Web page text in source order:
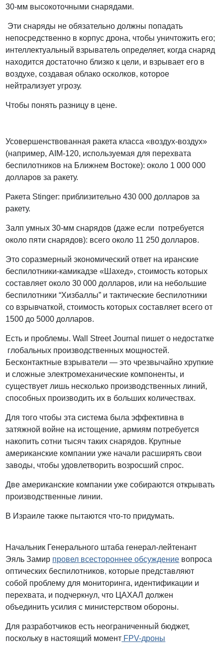
30-мм высокоточными снарядами.
Эти снаряды не обязательно должны попадать
непосредственно в корпус дрона, чтобы уничтожить его;
интеллектуальный взрыватель определяет, когда снаряд
находится достаточно близко к цели, и взрывает его в
воздухе, создавая облако осколков, которое
нейтрализует угрозу.
Чтобы понять разницу в цене.
Усовершенствованная ракета класса «воздух-воздух»
(например, AIM-120, используемая для перехвата
беспилотников на Ближнем Востоке): около 1 000 000
долларов за ракету.
Ракета Stinger: приблизительно 430 000 долларов за
ракету.
Залп умных 30-мм снарядов (даже если потребуется
около пяти снарядов): всего около 11 250 долларов.
Это соразмерный экономический ответ на иранские
беспилотники-камикадзе «Шахед», стоимость которых
составляет около 30 000 долларов, или на небольшие
беспилотники “Хизбаллы” и тактические беспилотники
со взрывчаткой, стоимость которых составляет всего от
1500 до 5000 долларов.
Есть и проблемы. Wall Street Journal пишет о недостатке
глобальных производственных мощностей.
Бесконтактные взрыватели — это чрезвычайно хрупкие
и сложные электромеханические компоненты, и
существует лишь несколько производственных линий,
способных производить их в больших количествах.
Для того чтобы эта система была эффективна в
затяжной войне на истощение, армиям потребуется
накопить сотни тысяч таких снарядов. Крупные
американские компании уже начали расширять свои
заводы, чтобы удовлетворить возросший спрос.
Две американские компании уже собираются открывать
производственные линии.
В Израиле также пытаются что-то придумать.
Начальник Генерального штаба генерал-лейтенант
Эяль Замир провел всестороннее обсуждение вопроса
оптических беспилотников, которые представляют
собой проблему для мониторинга, идентификации и
перехвата, и подчеркнул, что ЦАХАЛ должен
объединить усилия с министерством обороны.
Для разработчиков есть неограниченный бюджет,
поскольку в настоящий момент FPV-дроны